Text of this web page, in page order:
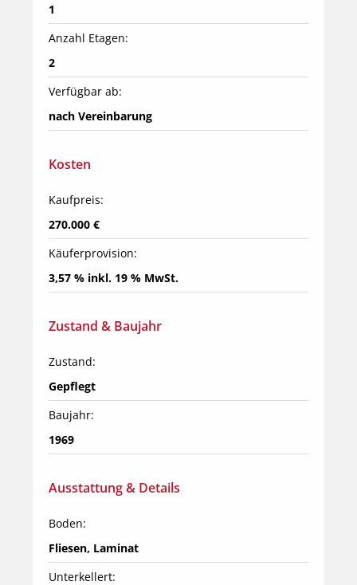
1
Anzahl Etagen:
2
Verfügbar ab:
nach Vereinbarung
Kosten
Kaufpreis:
270.000 €
Käuferprovision:
3,57 % inkl. 19 % MwSt.
Zustand & Baujahr
Zustand:
Gepflegt
Baujahr:
1969
Ausstattung & Details
Boden:
Fliesen, Laminat
Unterkellert: